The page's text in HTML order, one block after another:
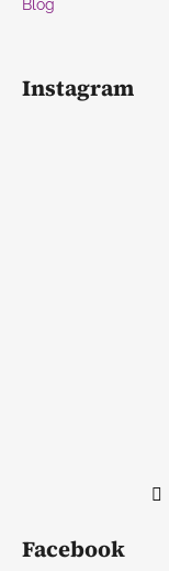
Blog
Instagram
Facebook